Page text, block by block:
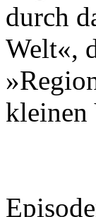
durch
Welt«,